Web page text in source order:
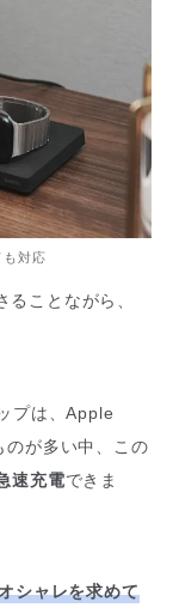
対応
ことながら、
プは、Apple
が多い中、この
速充電できま
シャレを求めて